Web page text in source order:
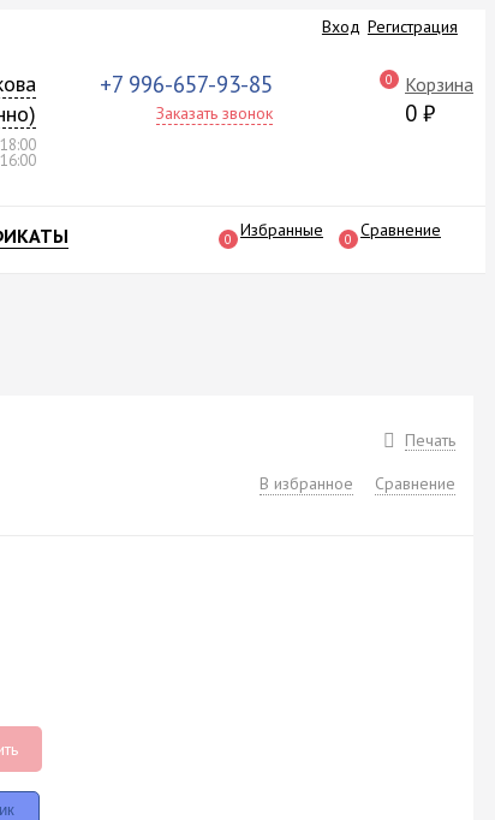
Вход Регистрация
+7 996-657-93-85
Заказать звонок
0 Корзина
0 ₽
0 Избранные 0 Сравнение
Печать
В избранное Сравнение